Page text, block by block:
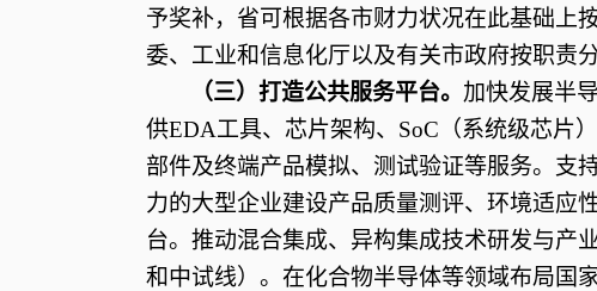
予奖补，省可根据各市财力状况在此基础上
委、工业和信息化厅以及有关市政府按职责分
（三）打造公共服务平台。 加快发展半
供EDA工具、芯片架构、SoC（系统级芯片
部件及终端产品模拟、测试验证等服务。支
力的大型企业建设产品质量测评、环境适应
台。推动混合集成、异构集成技术研发与产
和中试线）。在化合物半导体等领域布局国